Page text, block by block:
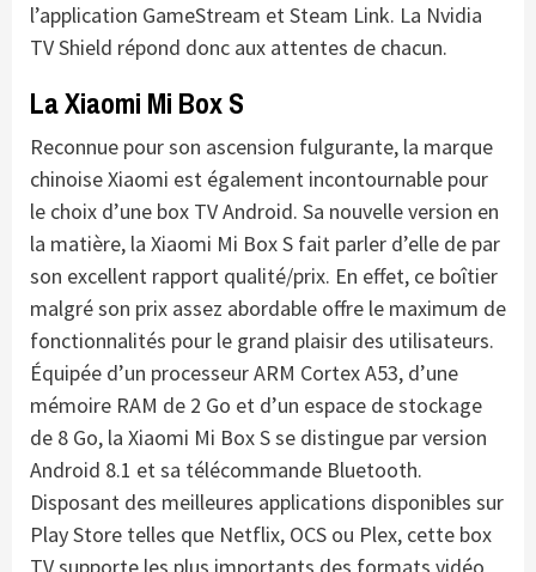
l’application GameStream et Steam Link. La Nvidia
TV Shield répond donc aux attentes de chacun.
La Xiaomi Mi Box S
Reconnue pour son ascension fulgurante, la marque
chinoise Xiaomi est également incontournable pour
le choix d’une box TV Android. Sa nouvelle version en
la matière, la Xiaomi Mi Box S fait parler d’elle de par
son excellent rapport qualité/prix. En effet, ce boîtier
malgré son prix assez abordable offre le maximum de
fonctionnalités pour le grand plaisir des utilisateurs.
Équipée d’un processeur ARM Cortex A53, d’une
mémoire RAM de 2 Go et d’un espace de stockage
de 8 Go, la Xiaomi Mi Box S se distingue par version
Android 8.1 et sa télécommande Bluetooth.
Disposant des meilleures applications disponibles sur
Play Store telles que Netflix, OCS ou Plex, cette box